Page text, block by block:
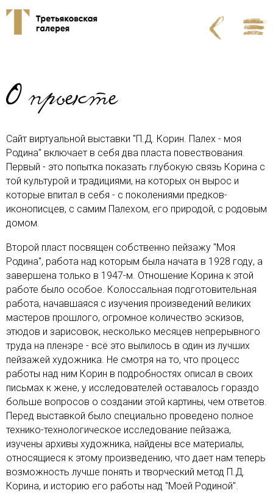
О проекте
Сайт виртуальной выставки "П.Д. Корин. Палех - моя
Родина" включает в себя два пласта повествования.
Первый - это попытка показать глубокую связь Корина с
той культурой и традициями, на которых он вырос и
которые впитал в себя - с поколениями предков-
иконописцев, с самим Палехом, его природой, с родовым
домом.
Второй пласт посвящен собственно пейзажу "Моя
Родина", работа над которым была начата в 1928 году, а
завершена только в 1947-м. Отношение Корина к этой
работе было особое. Колоссальная подготовительная
работа, начавшаяся с изучения произведений великих
мастеров прошлого, огромное количество эскизов,
этюдов и зарисовок, несколько месяцев непрерывного
труда на пленэре - всё это вылилось в один из лучших
пейзажей художника. Не смотря на то, что процесс
работы над ним Корин в подробностях описал в своих
письмах к жене, у исследователей оставалось гораздо
больше вопросов о создании этой картины, чем ответов.
Перед выставкой было специально проведено полное
технико-технологическое исследование пейзажа,
изучены архивы художника, найдены все материалы,
относящиеся к этому произведению, что дает нам теперь
возможность лучше понять и творческий метод П.Д.
Корина, и историю его работы над "Моей Родиной".